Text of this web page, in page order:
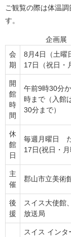
ご観覧の際は体温
す。
企画展
会
期
8月4日（土曜
17日（祝日・
開
館
時
間
午前9時30分
時まで（入館
30分まで）
休
館
日
毎週月曜日
17日(祝日・
主
催
郡山市立美術
後
援
スイス大使館
放送局
スイス インタ